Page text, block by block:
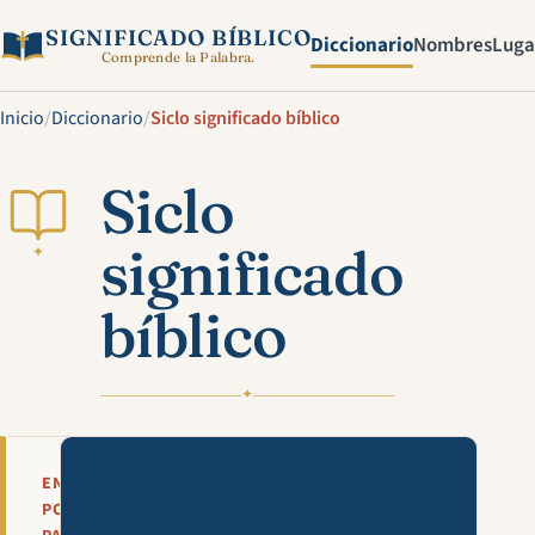
SIGNIFICADO BÍBLICO
Comprende la Palabra. DiccionarioNombres
Inicio/Diccionario/Siclo significado bíblico
✦
Siclo
significado
bíblico
✦
EN
POCAS
Mira esta explicación en